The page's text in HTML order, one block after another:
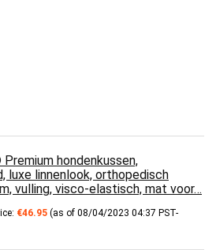
hondenkussen,
luxe linnenlook, orthopedisch
vulling, visco-elastisch, mat voor…
€46.95 (as of 08/04/2023 04:37 PST-